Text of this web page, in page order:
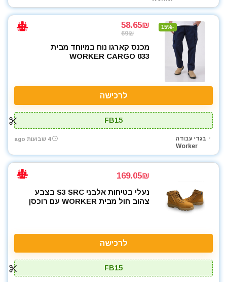
-15%
58.65₪
69₪
מכנס קארגו נוח במיוחד מבית
WORKER CARGO 033
לרכישה
FB15
בגדי עבודה
Worker
4 שבועות ago
169.05₪
נעלי בטיחות אלבני S3 SRC בצבע
צהוב חול מבית WORKER עם רוכסן
לרכישה
FB15